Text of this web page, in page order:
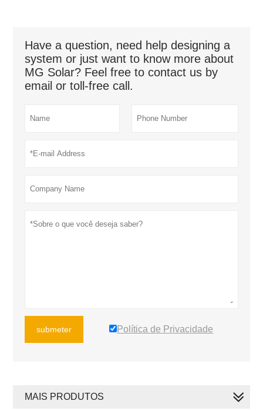
Have a question, need help designing a
system or just want to know more about
MG Solar? Feel free to contact us by
email or toll-free call.
submeter Política de Privacidade
MAIS PRODUTOS